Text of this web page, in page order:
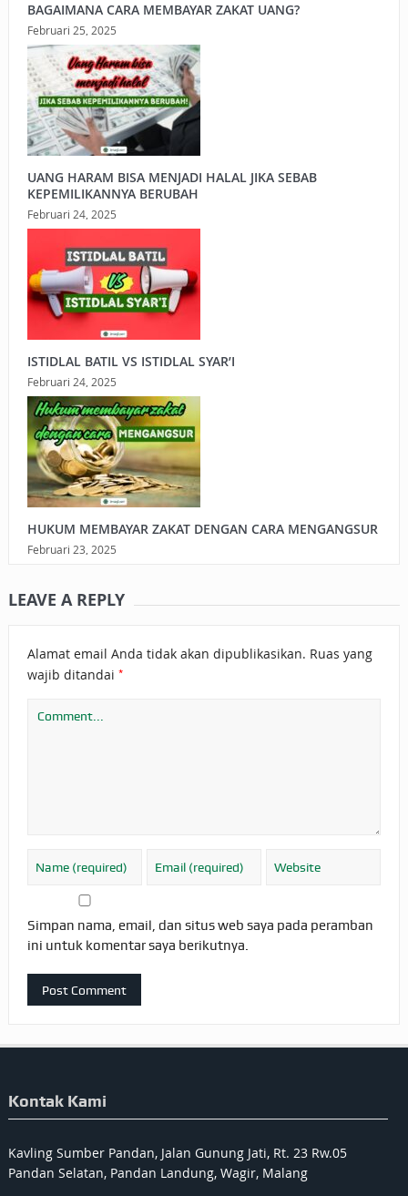
BAGAIMANA CARA MEMBAYAR ZAKAT UANG?
Februari 25, 2025
UANG HARAM BISA MENJADI HALAL JIKA SEBAB
KEPEMILIKANNYA BERUBAH
Februari 24, 2025
ISTIDLAL BATIL VS ISTIDLAL SYAR’I
Februari 24, 2025
HUKUM MEMBAYAR ZAKAT DENGAN CARA MENGANGSUR
Februari 23, 2025
LEAVE A REPLY
Alamat email Anda tidak akan dipublikasikan. Ruas yang
wajib ditandai *
Simpan nama, email, dan situs web saya pada peramban
ini untuk komentar saya berikutnya.
Kontak Kami
Kavling Sumber Pandan, Jalan Gunung Jati, Rt. 23 Rw.05
Pandan Selatan, Pandan Landung, Wagir, Malang